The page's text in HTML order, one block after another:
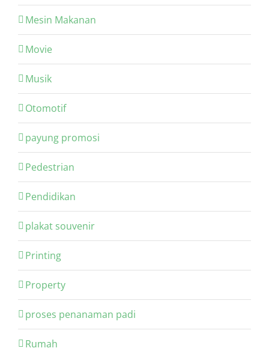
Mesin Makanan
Movie
Musik
Otomotif
payung promosi
Pedestrian
Pendidikan
plakat souvenir
Printing
Property
proses penanaman padi
Rumah